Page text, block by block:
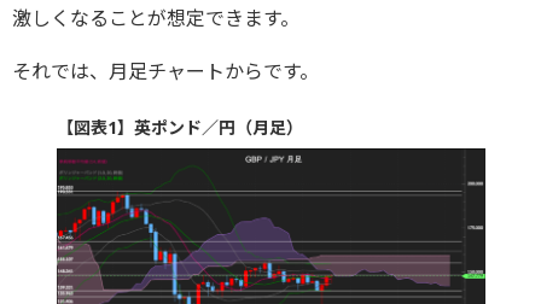
激しくなることが想定できます。
それでは、月足チャートからです。
【図表1】英ポンド／円（月足）